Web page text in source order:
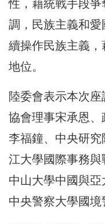
性，藉統戰手段
調，民族主義和
續操作民族主義
地位。
陸委會表示本次
協會理事宋承恩
李福鐘、中央研
江大學國際事務與
中山大學中國與亞
中央警察大學國境